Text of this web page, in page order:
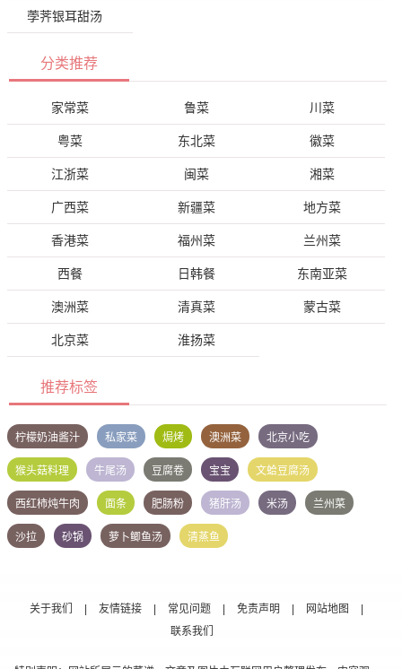
荸荠银耳甜汤
分类推荐
家常菜 鲁菜 川菜
粤菜 东北菜 徽菜
江浙菜 闽菜 湘菜
广西菜 新疆菜 地方菜
香港菜 福州菜 兰州菜
西餐 日韩餐 东南亚菜
澳洲菜 清真菜 蒙古菜
北京菜 淮扬菜
推荐标签
柠檬奶油酱汁 私家菜 焗烤 澳洲菜 北京小吃
猴头菇料理 牛尾汤 豆腐卷 宝宝 文蛤豆腐汤
西红柿炖牛肉 面条 肥肠粉 猪肝汤 米汤 兰州菜
沙拉 砂锅 萝卜鲫鱼汤 清蒸鱼
关于我们 | 友情链接 | 常见问题 | 免责声明 | 网站地图
|
联系我们